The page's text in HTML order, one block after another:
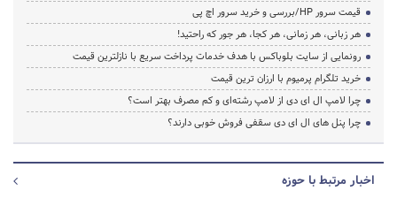
قیمت سرور HP/بررسی و خرید سرور اچ پی
هر زبانی، هر زمانی، هر کجا، هر جور که راحتید!
رونمایی از سایت بلوباکس با هدف خدمات پرداخت سریع با نازلترین قیمت
خرید تلگرام پرمیوم با ارزان ترین قیمت
چرا لامپ ال ای دی از لامپ رشته‌ای و کم مصرف بهتر است؟
چرا پنل های ال ای دی سقفی فروش خوبی دارند؟
اخبار مرتبط با حوزه